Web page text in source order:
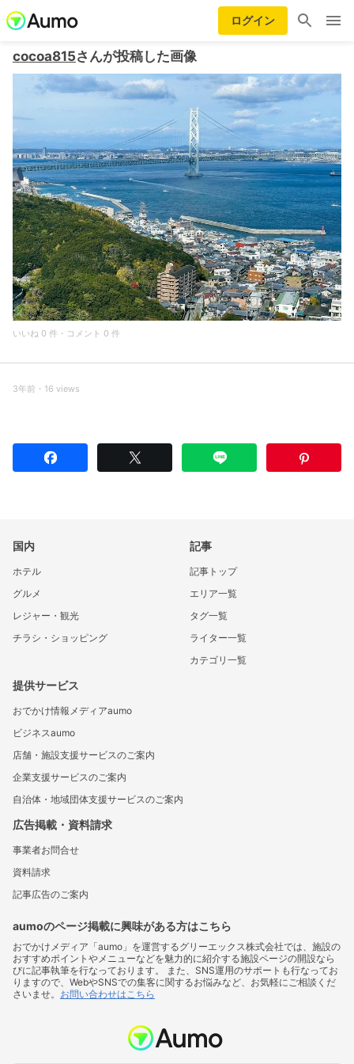
ログイン
cocoa815さんが投稿した画像
いいね 0 件・コメント 0 件
3年前・16 views
国内
ホテル
グルメ
レジャー・観光
チラシ・ショッピング
記事
記事トップ
エリア一覧
タグ一覧
ライター一覧
カテゴリ一覧
提供サービス
おでかけ情報メディアaumo
ビジネスaumo
店舗・施設支援サービスのご案内
企業支援サービスのご案内
自治体・地域団体支援サービスのご案内
広告掲載・資料請求
事業者お問合せ
資料請求
記事広告のご案内
aumoのページ掲載に興味がある方はこちら
おでかけメディア「aumo」を運営するグリーエックス株式会社では、施設の
おすすめポイントやメニューなどを魅力的に紹介する施設ページの開設なら
びに記事執筆を行なっております。 また、SNS運用のサポートも行なってお
りますので、WebやSNSでの集客に関するお悩みなど、お気軽にご相談くだ
さいませ。 お問い合わせはこちら